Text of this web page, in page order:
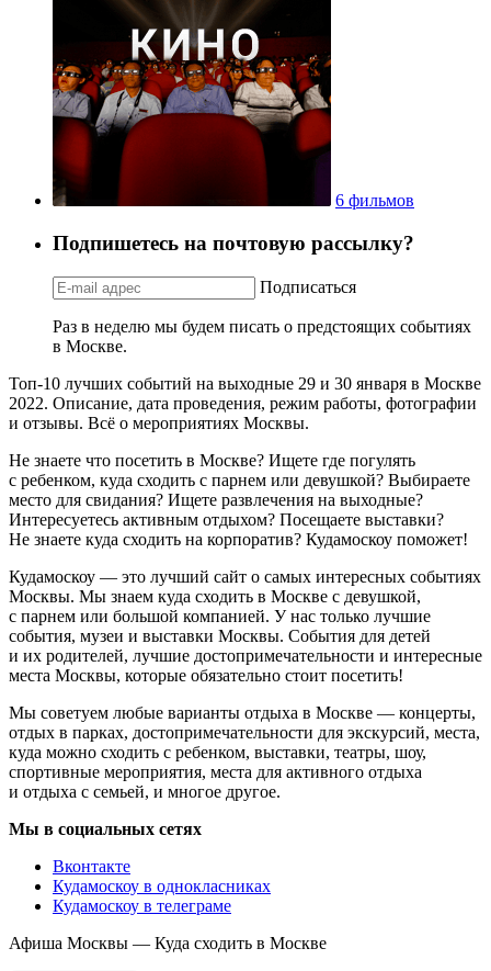
6 фильмов
Подпишетесь на почтовую рассылку?
Подписаться
Раз в неделю мы будем писать о предстоящих событиях
в Москве.
Топ-10 лучших событий на выходные 29 и 30 января в Москве
2022. Описание, дата проведения, режим работы, фотографии
и отзывы. Всё о мероприятиях Москвы.
Не знаете что посетить в Москве? Ищете где погулять
с ребенком, куда сходить с парнем или девушкой? Выбираете
место для свидания? Ищете развлечения на выходные?
Интересуетесь активным отдыхом? Посещаете выставки?
Не знаете куда сходить на корпоратив? Кудамоскоу поможет!
Кудамоскоу — это лучший сайт о самых интересных событиях
Москвы. Мы знаем куда сходить в Москве с девушкой,
с парнем или большой компанией. У нас только лучшие
события, музеи и выставки Москвы. События для детей
и их родителей, лучшие достопримечательности и интересные
места Москвы, которые обязательно стоит посетить!
Мы советуем любые варианты отдыха в Москве — концерты,
отдых в парках, достопримечательности для экскурсий, места,
куда можно сходить с ребенком, выставки, театры, шоу,
спортивные мероприятия, места для активного отдыха
и отдыха с семьей, и многое другое.
Мы в социальных сетях
Вконтакте
Кудамоскоу в однокласниках
Кудамоскоу в телеграме
Афиша Москвы — Куда сходить в Москве